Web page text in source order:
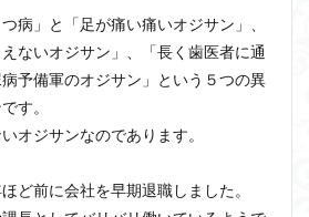
病」と「足が痛い痛いオジサン」、
えないオジサン」、「長く歯医者に通
予備軍のオジサン」という５つの異
す。
オジサンなのであります。
ど前に会社を早期退職しました。